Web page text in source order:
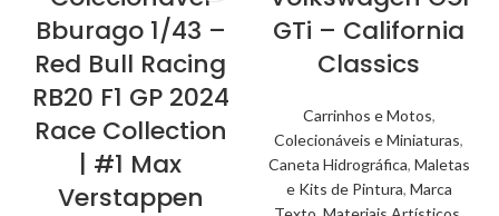
Bburago 1/43 –
Red Bull Racing
RB20 F1 GP 2024
Race Collection
| #1 Max
Verstappen
GTi – California
Classics
Carrinhos e Motos,
Colecionáveis e Miniaturas,
Caneta Hidrográfica, Maletas
e Kits de Pintura, Marca